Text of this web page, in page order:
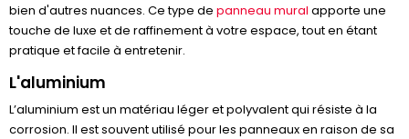
bien d'autres nuances. Ce type de panneau mural apporte une
touche de luxe et de raffinement à votre espace, tout en étant
pratique et facile à entretenir.
L'aluminium
L’aluminium est un matériau léger et polyvalent qui résiste à la
corrosion. Il est souvent utilisé pour les panneaux en raison de sa